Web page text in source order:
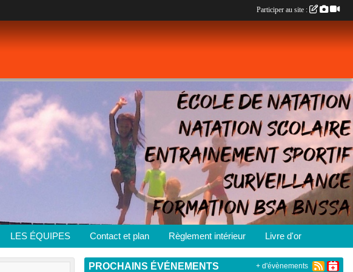
LES ÉQUIPES Contact et plan Règlement intérieur Livre d'or
PROCHAINS ÉVÉNEMENTS + d'évènements
Participer au site :